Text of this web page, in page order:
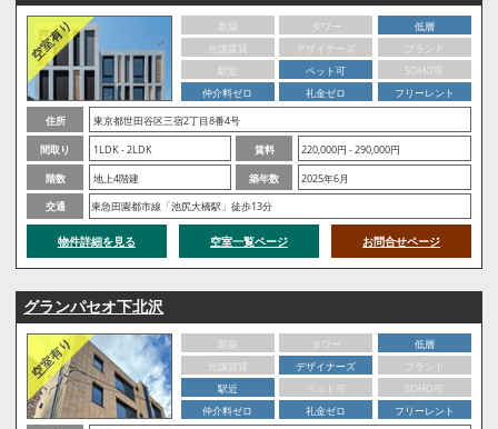
新築 タワー
低層
分譲賃貸
デザイナーズ
ブランド
駅近
ペット可
SOHO可
仲介料ゼロ
礼金ゼロ
フリーレント
住所
東京都世田谷区三宿2丁目8番4号
間取り
1LDK - 2LDK 賃料
220,000円 - 290,000円
階数
地上4階建 築年数
2025年6月
交通
東急田園都市線「池尻大橋駅」徒歩13分
物件詳細を見る 空室一覧ページ お問合せページ
グランパセオ下北沢
新築 タワー
低層
分譲賃貸
デザイナーズ
ブランド
駅近
ペット可
SOHO可
仲介料ゼロ
礼金ゼロ
フリーレント